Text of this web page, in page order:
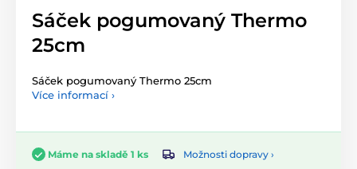
Sáček pogumovaný Thermo
25cm
Sáček pogumovaný Thermo 25cm
Více informací ›
Máme na skladě 1 ks
Možnosti dopravy ›